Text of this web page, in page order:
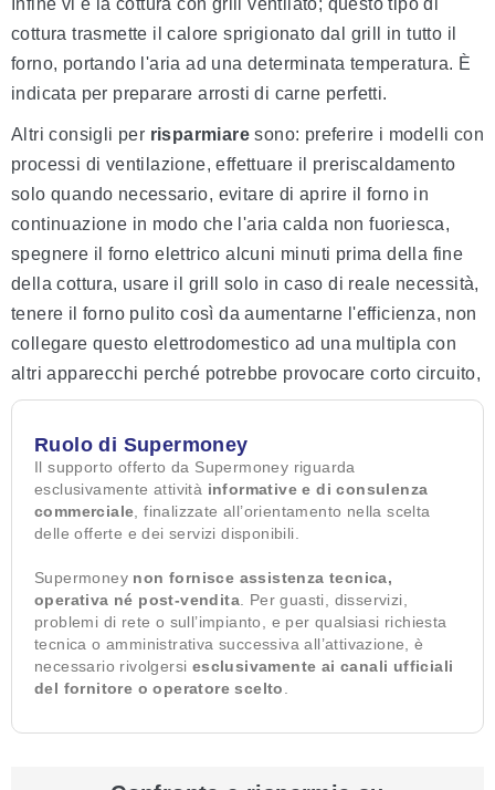
Infine vi è la cottura con grill ventilato; questo tipo di
cottura trasmette il calore sprigionato dal grill in tutto il
forno, portando l'aria ad una determinata temperatura. È
indicata per preparare arrosti di carne perfetti.
Altri consigli per risparmiare sono: preferire i modelli con
processi di ventilazione, effettuare il preriscaldamento
solo quando necessario, evitare di aprire il forno in
continuazione in modo che l'aria calda non fuoriesca,
spegnere il forno elettrico alcuni minuti prima della fine
della cottura, usare il grill solo in caso di reale necessità,
tenere il forno pulito così da aumentarne l'efficienza, non
collegare questo elettrodomestico ad una multipla con
altri apparecchi perché potrebbe provocare corto circuito,
Ruolo di Supermoney
Il supporto offerto da Supermoney riguarda
esclusivamente attività informative e di consulenza
commerciale, finalizzate all’orientamento nella scelta
delle offerte e dei servizi disponibili.
Supermoney non fornisce assistenza tecnica,
operativa né post-vendita. Per guasti, disservizi,
problemi di rete o sull’impianto, e per qualsiasi richiesta
tecnica o amministrativa successiva all’attivazione, è
necessario rivolgersi esclusivamente ai canali ufficiali
del fornitore o operatore scelto.